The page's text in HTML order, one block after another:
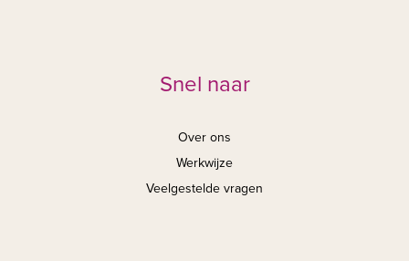
Snel naar
Over ons
Werkwijze
Veelgestelde vragen